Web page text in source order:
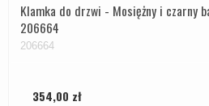
Klamka do drzwi - Mosiężny i czarny
206664
206664
354,00 zł